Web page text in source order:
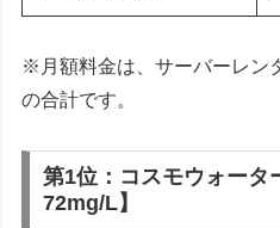
※月額料金は、サーバーレン
の合計です。
第1位：コスモウォータ
72mg/L】